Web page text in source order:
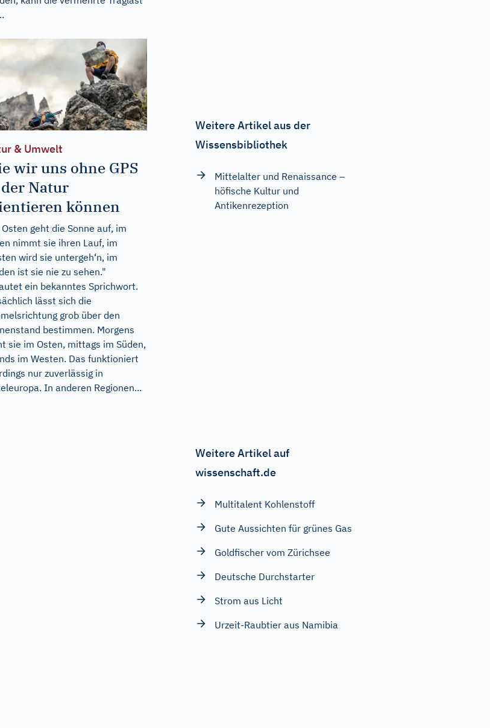
& Umwelt
wir uns ohne GPS
Natur
können
geht die Sonne auf, im
nimmt sie ihren Lauf, im
wird sie untergeh‘n, im
ist sie nie zu sehen."
ein bekanntes Sprichwort.
lässt sich die
grob über den
bestimmen. Morgens
sie im Osten, mittags im Süden,
im Westen. Das funktioniert
nur zuverlässig in
In anderen Regionen...
Weitere Artikel aus der
Wissensbibliothek
Mittelalter und Renaissance –
höfische Kultur und
Antikenrezeption
Weitere Artikel auf
wissenschaft.de
Multitalent Kohlenstoff
Gute Aussichten für grünes Gas
Goldfischer vom Zürichsee
Deutsche Durchstarter
Strom aus Licht
Urzeit-Raubtier aus Namibia